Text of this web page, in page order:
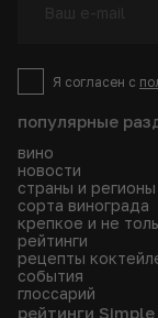
популярные
вино
новости
страны и регионы
сорта винограда
крепкое и не
рейтинги
рецепты
события
глоссарий
рейтинги
Я согласен с